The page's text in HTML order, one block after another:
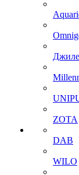
ZOTA
DAB
WILO